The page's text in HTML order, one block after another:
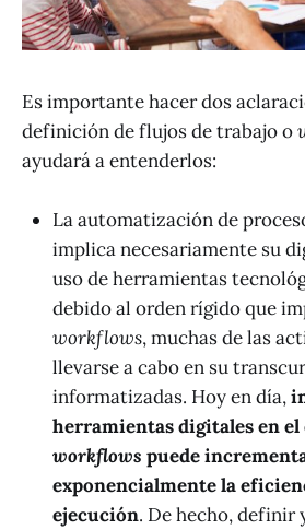
Es importante hacer dos
definición de flujos de trabajo o
ayudará a entenderlos:
La automatización de
implica necesariamente su
uso de herramientas
debido al orden rígido que
workflows, muchas de las
llevarse a cabo en su
informatizadas. Hoy en día,
herramientas digitales en el
workflows puede
exponencialmente la
ejecución. De hecho, definir